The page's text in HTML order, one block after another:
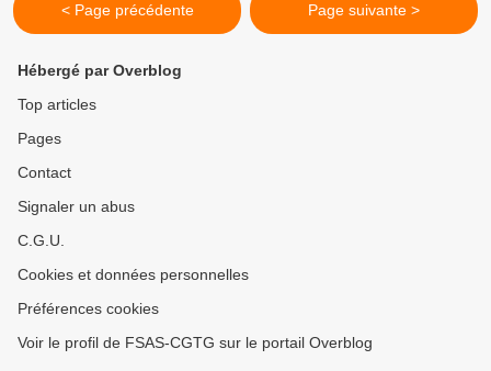
< Page précédente Page suivante >
Hébergé par Overblog
Top articles
Pages
Contact
Signaler un abus
C.G.U.
Cookies et données personnelles
Préférences cookies
Voir le profil de FSAS-CGTG sur le portail Overblog